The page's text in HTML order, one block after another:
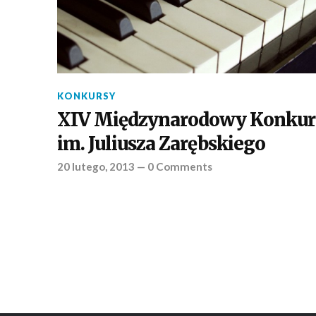
KONKURSY
XIV Międzynarodowy
im. Juliusza Zarębskiego
20 lutego, 2013 — 0 Comments